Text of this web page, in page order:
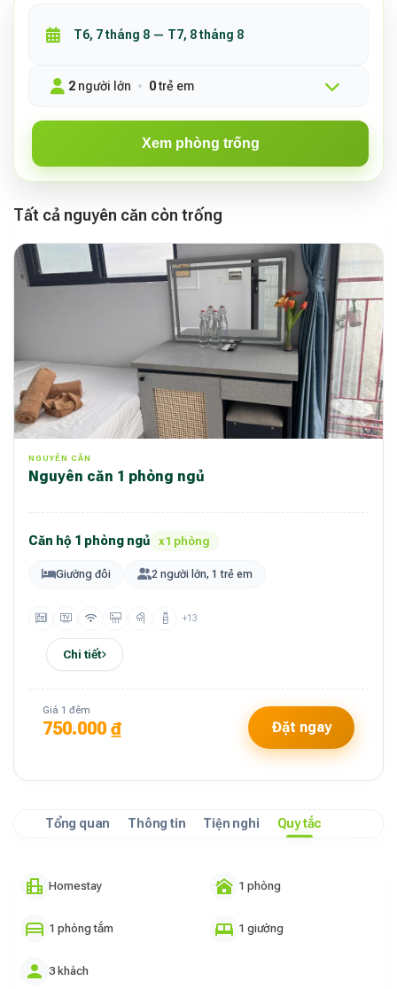
2 người lớn 0trẻ em
Xem phòng trống
Tất cả nguyên căn còn trống
NGUYÊN CĂN
Nguyên căn 1 phòng ngủ
Căn hộ 1 phòng ngủ x1 phòng
Giường đôi 2 người lớn, 1 trẻ em
+13
Chi tiết
Giá 1 đêm
750.000 ₫ Đặt ngay
Tổng quan Thông tin Tiện nghi Quy tắc
Homestay 1 phòng
1 phòng tắm 1 giường
3 khách